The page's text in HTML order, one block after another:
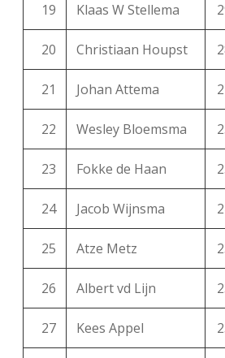
19 Klaas W Stellema
20 Christiaan Houpst
21 Johan Attema
22 Wesley Bloemsma
23 Fokke de Haan
24 Jacob Wijnsma
25 Atze Metz
26 Albert vd Lijn
27 Kees Appel